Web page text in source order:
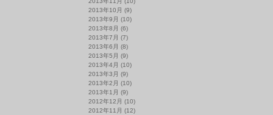
2013年10月 (9)
2013年9月 (10)
2013年8月 (6)
2013年7月 (7)
2013年6月 (8)
2013年5月 (9)
2013年4月 (10)
2013年3月 (9)
2013年2月 (10)
2013年1月 (9)
2012年12月 (10)
2012年11月 (12)